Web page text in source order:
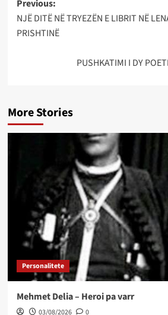
Post
navigation
Previous:
NJË DITË NË TRYEZËN E LIBRIT NË
PRISHTINË
PUSHKATIMI I DY
More Stories
Personalitete
Mehmet Delia – Heroi pa varr
03/08/2026 0